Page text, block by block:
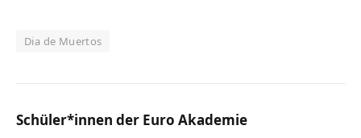
Dia de Muertos
Schüler*innen der Euro Akademie